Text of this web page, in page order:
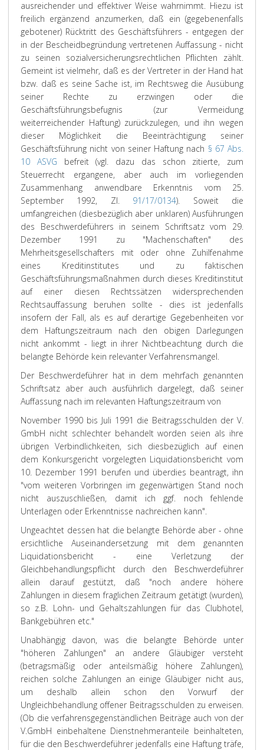
ausreichender und effektiver Weise wahrnimmt. Hiezu ist
freilich ergänzend anzumerken, daß ein (gegebenenfalls
gebotener) Rücktritt des Geschäftsführers - entgegen der
in der Bescheidbegründung vertretenen Auffassung - nicht
zu seinen sozialversicherungsrechtlichen Pflichten zählt.
Gemeint ist vielmehr, daß es der Vertreter in der Hand hat
bzw. daß es seine Sache ist, im Rechtsweg die Ausübung
seiner Rechte zu erzwingen oder die
Geschäftsführungsbefugnis (zur Vermeidung
weiterreichender Haftung) zurückzulegen, und ihn wegen
dieser Möglichkeit die Beeinträchtigung seiner
Geschäftsführung nicht von seiner Haftung nach § 67 Abs.
10 ASVG befreit (vgl. dazu das schon zitierte, zum
Steuerrecht ergangene, aber auch im vorliegenden
Zusammenhang anwendbare Erkenntnis vom 25.
September 1992, Zl. 91/17/0134). Soweit die
umfangreichen (diesbezüglich aber unklaren) Ausführungen
des Beschwerdeführers in seinem Schriftsatz vom 29.
Dezember 1991 zu "Machenschaften" des
Mehrheitsgesellschafters mit oder ohne Zuhilfenahme
eines Kreditinstitutes und zu faktischen
Geschäftsführungsmaßnahmen durch dieses Kreditinstitut
auf einer diesen Rechtssätzen widersprechenden
Rechtsauffassung beruhen sollte - dies ist jedenfalls
insofern der Fall, als es auf derartige Gegebenheiten vor
dem Haftungszeitraum nach den obigen Darlegungen
nicht ankommt - liegt in ihrer Nichtbeachtung durch die
belangte Behörde kein relevanter Verfahrensmangel.
Der Beschwerdeführer hat in dem mehrfach genannten
Schriftsatz aber auch ausführlich dargelegt, daß seiner
Auffassung nach im relevanten Haftungszeitraum von
November 1990 bis Juli 1991 die Beitragsschulden der V.
GmbH nicht schlechter behandelt worden seien als ihre
übrigen Verbindlichkeiten, sich diesbezüglich auf einen
dem Konkursgericht vorgelegten Liquidationsbericht vom
10. Dezember 1991 berufen und überdies beantragt, ihn
"vom weiteren Vorbringen im gegenwärtigen Stand noch
nicht auszuschließen, damit ich ggf. noch fehlende
Unterlagen oder Erkenntnisse nachreichen kann".
Ungeachtet dessen hat die belangte Behörde aber - ohne
ersichtliche Auseinandersetzung mit dem genannten
Liquidationsbericht - eine Verletzung der
Gleichbehandlungspflicht durch den Beschwerdeführer
allein darauf gestützt, daß "noch andere höhere
Zahlungen in diesem fraglichen Zeitraum getätigt (wurden),
so z.B. Lohn- und Gehaltszahlungen für das Clubhotel,
Bankgebühren etc."
Unabhängig davon, was die belangte Behörde unter
"höheren Zahlungen" an andere Gläubiger versteht
(betragsmäßig oder anteilsmäßig höhere Zahlungen),
reichen solche Zahlungen an einige Gläubiger nicht aus,
um deshalb allein schon den Vorwurf der
Ungleichbehandlung offener Beitragsschulden zu erweisen.
(Ob die verfahrensgegenständlichen Beiträge auch von der
V.GmbH einbehaltene Dienstnehmeranteile beinhalteten,
für die den Beschwerdeführer jedenfalls eine Haftung träfe,